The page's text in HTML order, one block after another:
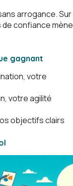
arrogance. Sur
de confiance mène
gagnant
votre
votre agilité
objectifs clairs